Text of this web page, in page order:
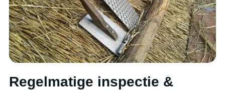
Regelmatige inspectie &